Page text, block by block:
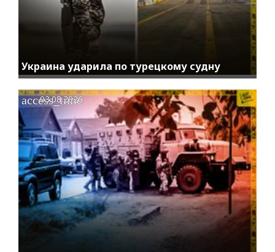
Украина ударила по турецкому судну
access_time
03.08.2026